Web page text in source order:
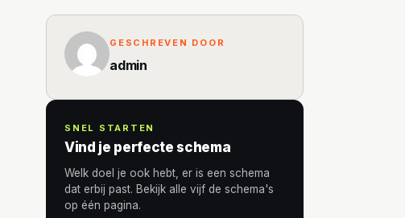
GESCHREVEN DOOR
admin
SNEL STARTEN
Vind je perfecte schema
Welk doel je ook hebt, er is een schema
dat erbij past. Bekijk alle vijf de schema's
op één pagina.